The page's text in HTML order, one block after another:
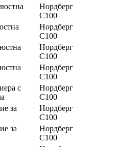
Нордберг
C100
Нордберг
C100
Нордберг
C100
Нордберг
C100
с
Нордберг
C100
за
Нордберг
C100
за
Нордберг
C100